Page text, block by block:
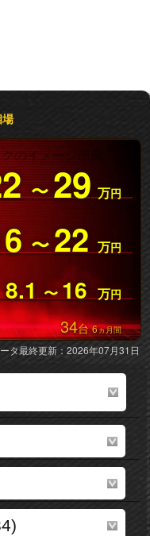
場
〜29 万円
〜 22 万円
8.1 〜16 万円
34台6ヵ月間
タ最終更新：2026年07月31日